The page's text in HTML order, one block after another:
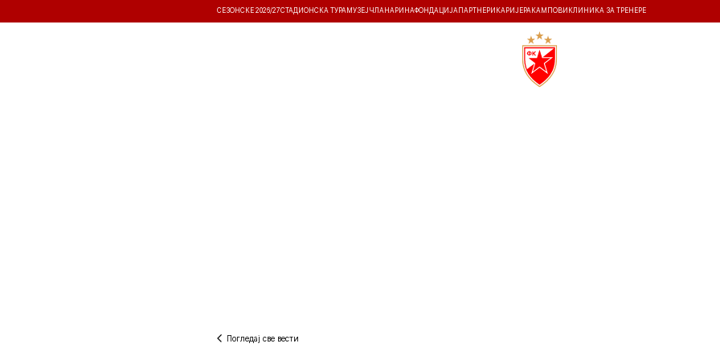
СЕЗОНСКЕ 2026/27СТАДИОНСКА ТУРА МУЗЕЈ ЧЛАНАРИНАФОНДАЦИЈА ПАРТНЕРИ КАРИЈЕРА КАМПОВИ КЛИНИКА ЗА ТРЕНЕРЕ
Погледај све вести